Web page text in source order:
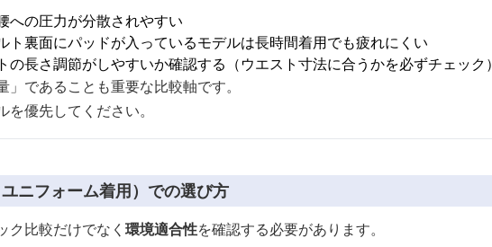
への圧力が分散されやすい
ト裏面にパッドが入っているモデルは長時間着用でも疲れにくい
長さ調節がしやすいか確認する（ウエスト寸法に合うかを必ずチェック）
であることも重要な比較軸です。
優先してください。
ニフォーム着用）での選び方
ク比較だけでなく 環境適合性を確認する必要があります。